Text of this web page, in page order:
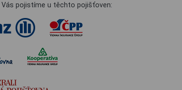
pojistíme u těchto pojišťoven: